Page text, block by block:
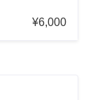
¥6,000